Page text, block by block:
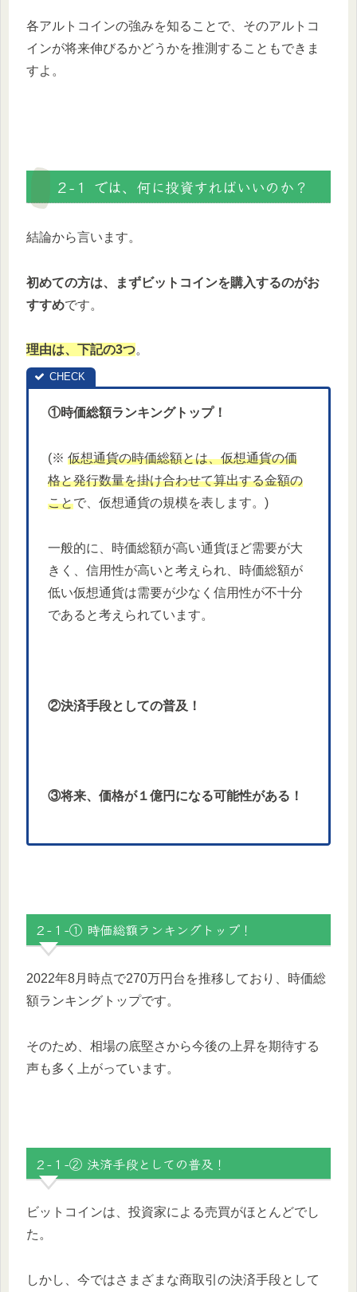
各アルトコインの強みを知ることで、そのアルトコ
インが将来伸びるかどうかを推測することもできま
すよ。
２-１ では、何に投資すればいいのか？
結論から言います。
初めての方は、まずビットコインを購入するのがお
すすめです。
理由は、下記の3つ。
①時価総額ランキングトップ！
(※ 仮想通貨の時価総額とは、仮想通貨の価
格と発行数量を掛け合わせて算出する金額の
ことで、仮想通貨の規模を表します。)
一般的に、時価総額が高い通貨ほど需要が大
きく、信用性が高いと考えられ、時価総額が
低い仮想通貨は需要が少なく信用性が不十分
であると考えられています。
②決済手段としての普及！
③将来、価格が１億円になる可能性がある！
２-１-① 時価総額ランキングトップ！
2022年8月時点で270万円台を推移しており、時価総
額ランキングトップです。
そのため、相場の底堅さから今後の上昇を期待する
声も多く上がっています。
２-１-② 決済手段としての普及！
ビットコインは、投資家による売買がほとんどでし
た。
しかし、今ではさまざまな商取引の決済手段として